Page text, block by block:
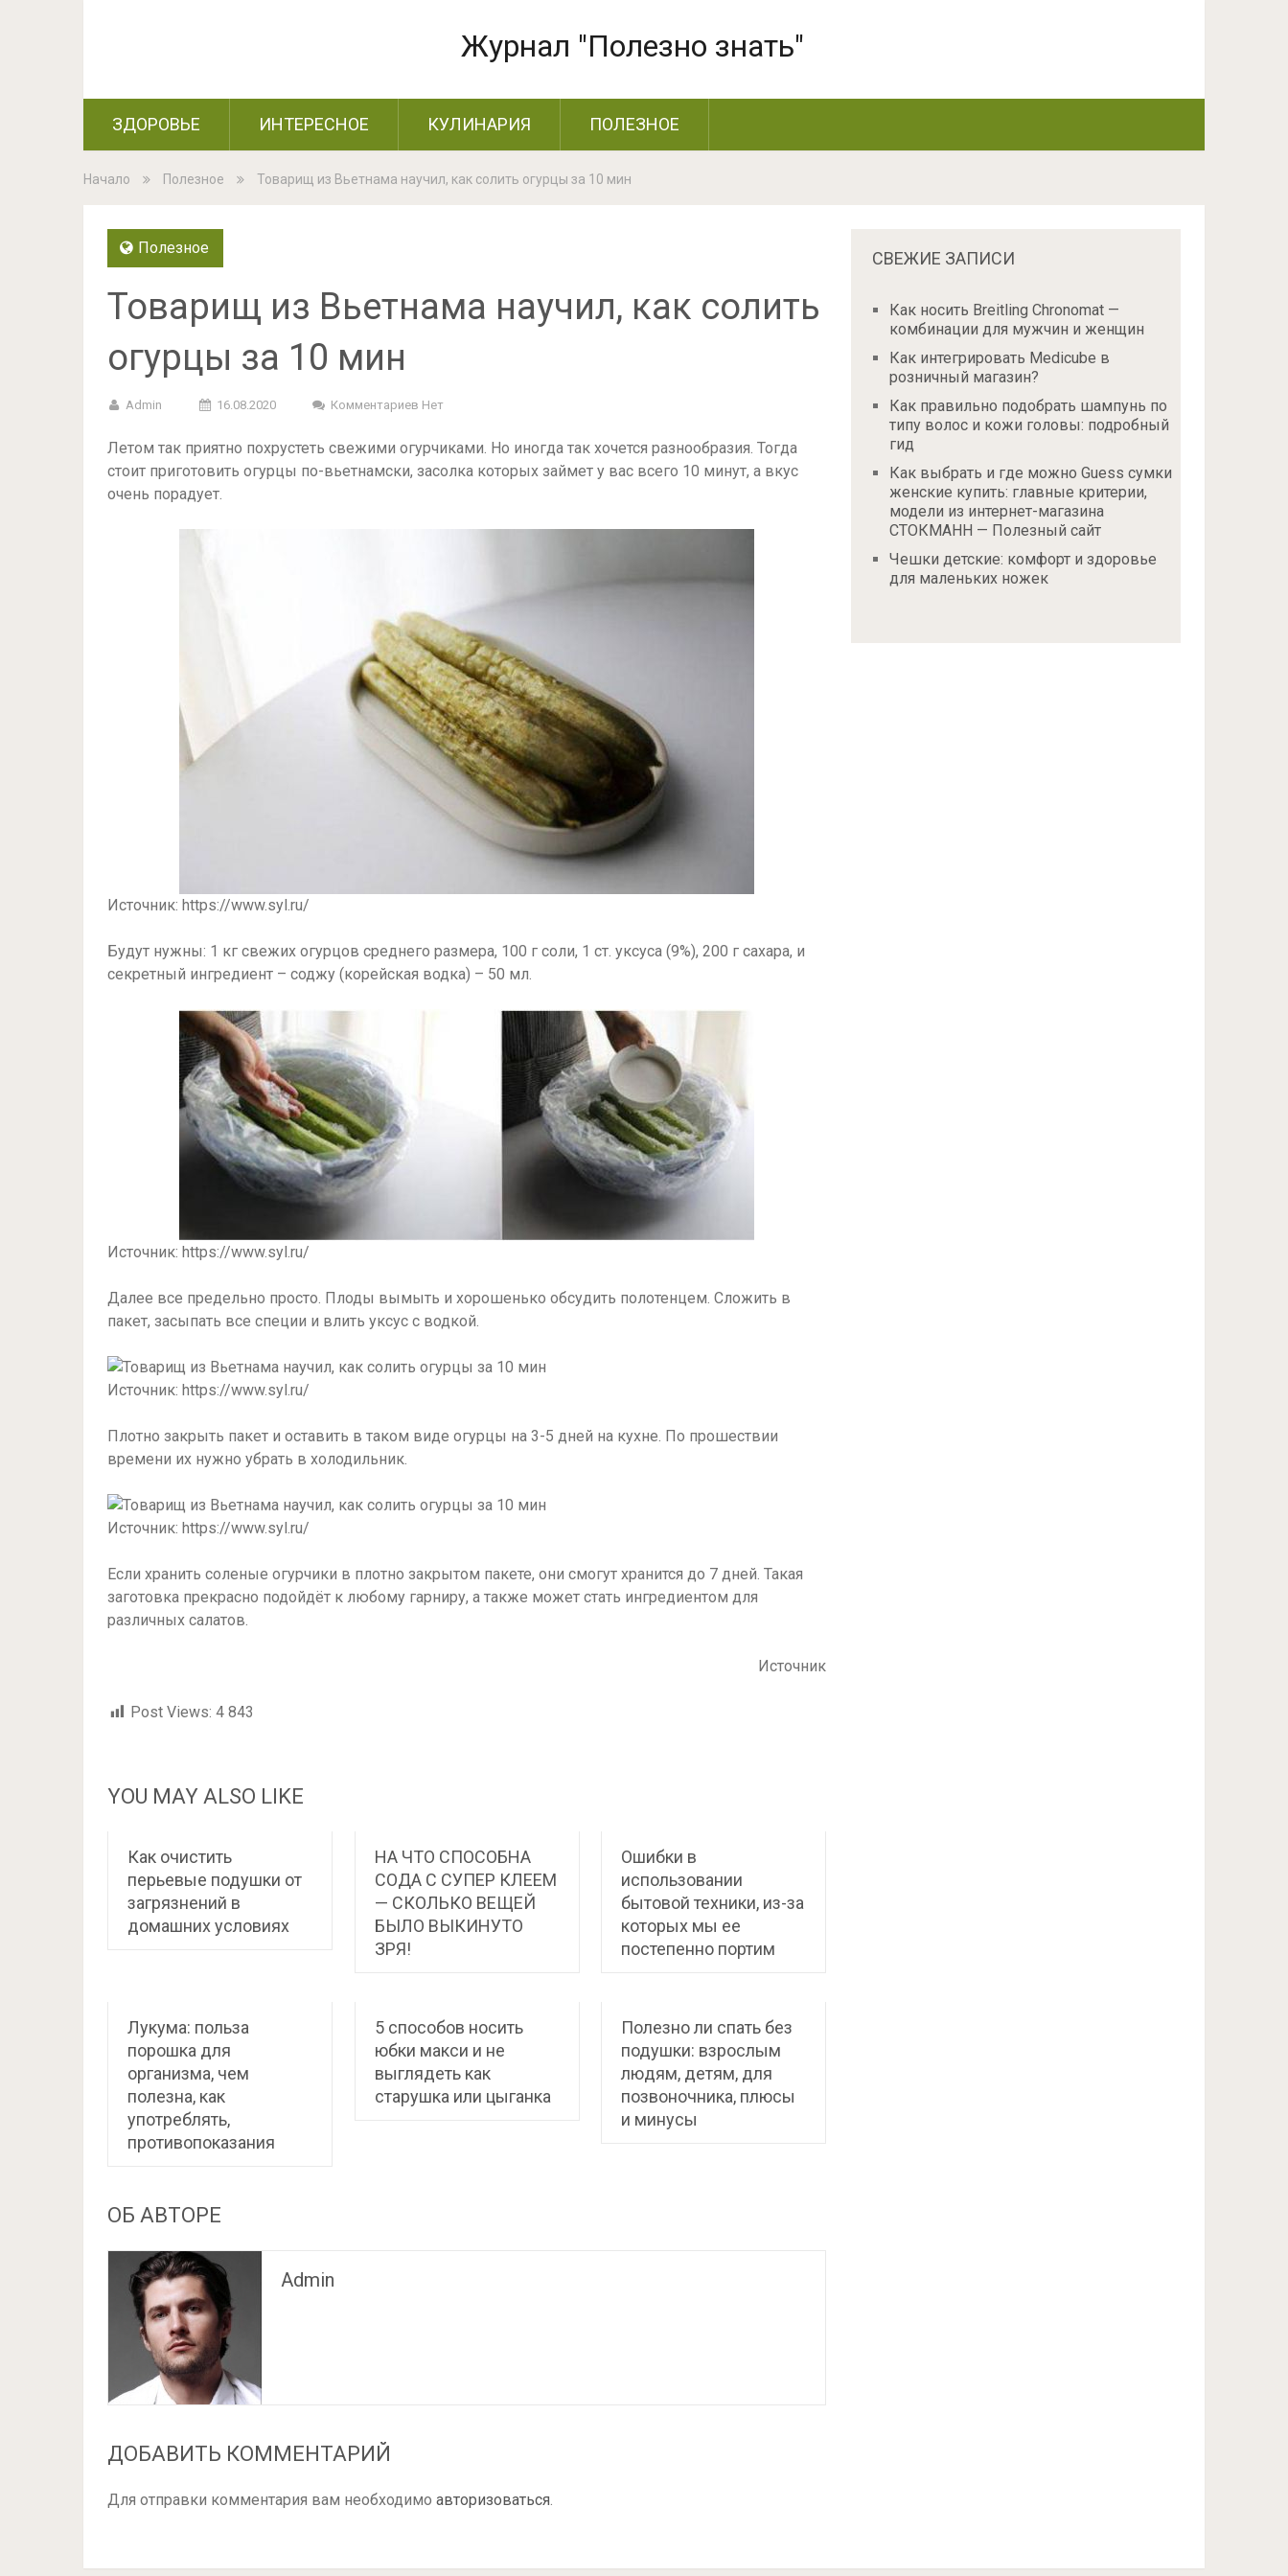
Журнал "Полезно знать"
ЗДОРОВЬЕ ИНТЕРЕСНОЕ КУЛИНАРИЯ ПОЛЕЗНОЕ
Начало Полезное Товарищ из Вьетнама научил, как солить огурцы за 10 мин
Полезное
Товарищ из Вьетнама научил, как солить
огурцы за 10 мин
Admin 16.08.2020 Комментариев Нет
Летом так приятно похрустеть свежими огурчиками. Но иногда так хочется разнообразия. Тогда
стоит приготовить огурцы по-вьетнамски, засолка которых займет у вас всего 10 минут, а вкус
очень порадует.
Источник: https://www.syl.ru/
Будут нужны: 1 кг свежих огурцов среднего размера, 100 г соли, 1 ст. уксуса (9%), 200 г сахара, и
секретный ингредиент – соджу (корейская водка) – 50 мл.
Источник: https://www.syl.ru/
Далее все предельно просто. Плоды вымыть и хорошенько обсудить полотенцем. Сложить в
пакет, засыпать все специи и влить уксус с водкой.
Источник: https://www.syl.ru/
Плотно закрыть пакет и оставить в таком виде огурцы на 3-5 дней на кухне. По прошествии
времени их нужно убрать в холодильник.
Источник: https://www.syl.ru/
Если хранить соленые огурчики в плотно закрытом пакете, они смогут хранится до 7 дней. Такая
заготовка прекрасно подойдёт к любому гарниру, а также может стать ингредиентом для
различных салатов.
Источник
Post Views: 4 843
YOU MAY ALSO LIKE
Как очистить
перьевые подушки от
загрязнений в
домашних условиях
НА ЧТО СПОСОБНА
СОДА С СУПЕР КЛЕЕМ
— СКОЛЬКО ВЕЩЕЙ
БЫЛО ВЫКИНУТО
ЗРЯ!
Ошибки в
использовании
бытовой техники, из-за
которых мы ее
постепенно портим
Лукума: польза
порошка для
организма, чем
полезна, как
употреблять,
противопоказания
5 способов носить
юбки макси и не
выглядеть как
старушка или цыганка
Полезно ли спать без
подушки: взрослым
людям, детям, для
позвоночника, плюсы
и минусы
ОБ АВТОРЕ
Admin
ДОБАВИТЬ КОММЕНТАРИЙ
Для отправки комментария вам необходимо авторизоваться.
СВЕЖИЕ ЗАПИСИ
Как носить Breitling Chronomat —
комбинации для мужчин и женщин
Как интегрировать Medicube в
розничный магазин?
Как правильно подобрать шампунь по
типу волос и кожи головы: подробный
гид
Как выбрать и где можно Guess сумки
женские купить: главные критерии,
модели из интернет-магазина
СТОКМАНН — Полезный сайт
Чешки детские: комфорт и здоровье
для маленьких ножек